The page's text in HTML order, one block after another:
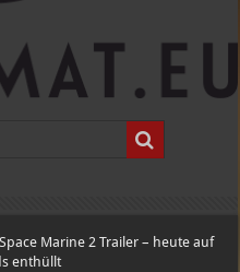
Marine 2 Trailer – heute auf
enthüllt